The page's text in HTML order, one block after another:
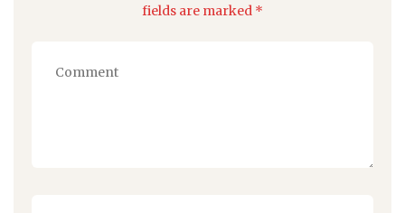
fields are marked *